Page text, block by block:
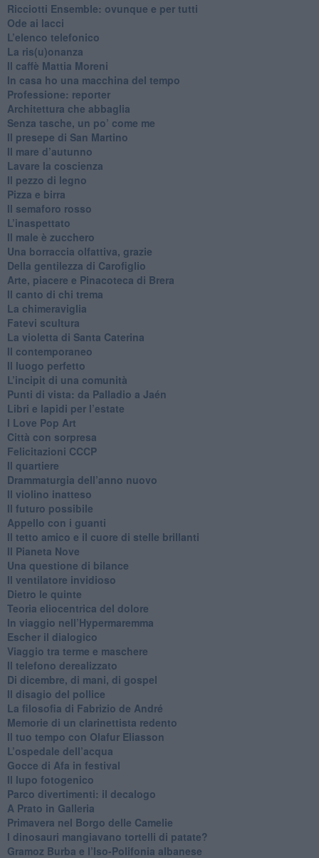
​Ricciotti Ensemble: ovunque e per tutti
Ode ai lacci
​L’elenco telefonico
​La ris(u)onanza
​Il caffè Mattia Moreni
​In casa ho una macchina del tempo
Professione: reporter
Architettura che abbaglia
​Senza tasche, un po’ come me
​Il presepe di San Martino
​Il mare d’autunno
​Lavare la coscienza
​Il pezzo di legno
​Pizza e birra
​Il semaforo rosso
​L’inaspettato
​Il male è zucchero
​Una borraccia olfattiva, grazie
​Della gentilezza di Carofiglio
Arte, piacere e Pinacoteca di Brera
​Il canto di chi trema
La chimeraviglia
​Fatevi scultura
​La violetta di Santa Caterina
​Il contemporaneo
​Il luogo perfetto
​L’incipit di una comunità
Punti di vista: da Palladio a Jaén
​Libri e lapidi per l’estate
​I Love Pop Art
Città con sorpresa
Felicitazioni CCCP
​Il quartiere
​Drammaturgia dell’anno nuovo
​Il violino inatteso
​Il futuro possibile
​Appello con i guanti
​Il tetto amico e il cuore di stelle brillanti
​Il Pianeta Nove
​Una questione di bilance
​Il ventilatore invidioso
​Dietro le quinte
​Teoria eliocentrica del dolore
In viaggio nell’Hypermaremma
​Escher il dialogico
​Viaggio tra terme e maschere
Il telefono derealizzato
​Di dicembre, di mani, di gospel
​Il disagio del pollice
​La filosofia di Fabrizio de André
Memorie di un clarinettista redento
​Il tuo tempo con Olafur Eliasson
​L’ospedale dell’acqua
​Gocce di Afa in festival
​Il lupo fotogenico
​Parco divertimenti: il decalogo
​A Prato in Galleria
​Primavera nel Borgo delle Camelie
I dinosauri mangiavano tortelli di patate?
​Gramoz Burba e l’Iso-Polifonia albanese